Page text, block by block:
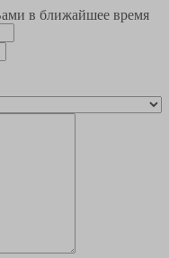
в ближайшее время